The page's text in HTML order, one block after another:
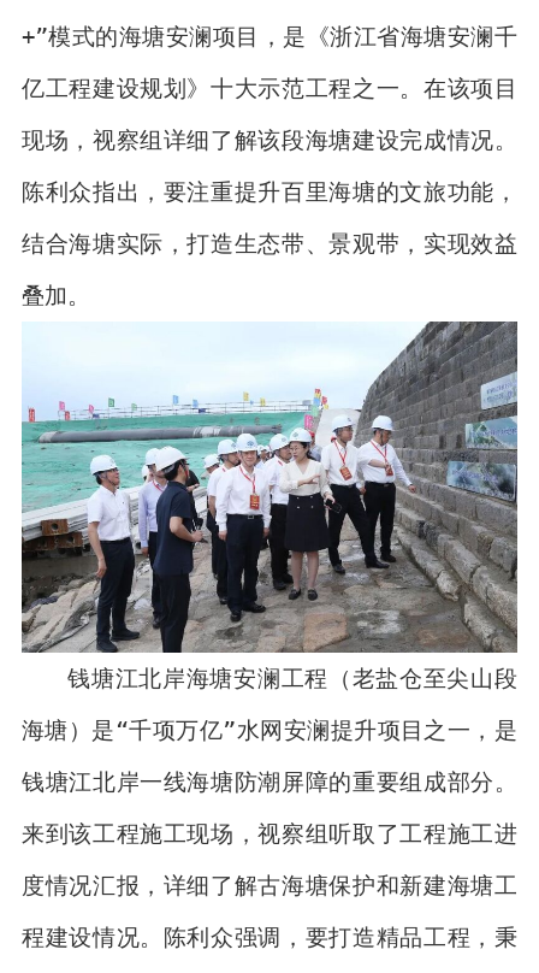
+”模式的海塘安澜项目，是《浙江省海塘安澜千
亿工程建设规划》十大示范工程之一。在该项目
现场，视察组详细了解该段海塘建设完成情况。
陈利众指出，要注重提升百里海塘的文旅功能，
结合海塘实际，打造生态带、景观带，实现效益
叠加。
钱塘江北岸海塘安澜工程（老盐仓至尖山段
海塘）是“千项万亿”水网安澜提升项目之一，是
钱塘江北岸一线海塘防潮屏障的重要组成部分。
来到该工程施工现场，视察组听取了工程施工进
度情况汇报，详细了解古海塘保护和新建海塘工
程建设情况。陈利众强调，要打造精品工程，秉